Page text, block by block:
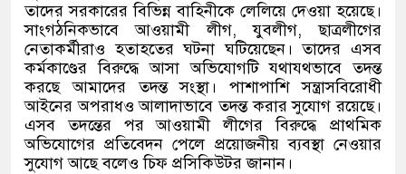
তাদের সরকারের বিভিন্ন বাহিনীকে লেলিয়ে দেওয়া হয়েছে।
সাংগঠনিকভাবে আওয়ামী লীগ,যুবলীগ,ছাত্রলীগের
নেতাকর্মীরাও হতাহতের ঘটনা ঘটিয়েছেন। তাদের এসব
কর্মকাণ্ডের বিরুদ্ধে আসা অভিযোগটি যথাযথভাবে তদন্ত
করছে আমাদের তদন্ত সংস্থা। পাশাপাশি সন্ত্রাসবিরোধী
আইনের অপরাধও আলাদাভাবে তদন্ত করার সুযোগ রয়েছে।
এসব তদন্তের পর আওয়ামী লীগের বিরুদ্ধে প্রাথমিক
অভিযোগের প্রতিবেদন পেলে প্রয়োজনীয় ব্যবস্থা নেওয়ার
সুযোগ আছে বলেও চিফ প্রসিকিউটর জানান।